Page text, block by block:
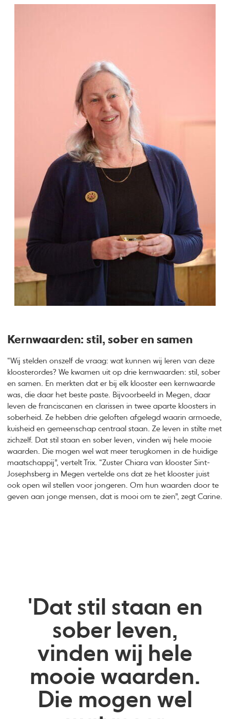
Kernwaarden: stil, sober en samen
“Wij stelden onszelf de vraag: wat kunnen wij leren van deze
kloosterordes? We kwamen uit op drie kernwaarden: stil, sober
en samen. En merkten dat er bij elk klooster een kernwaarde
was, die daar het beste paste. Bijvoorbeeld in Megen, daar
leven de franciscanen en clarissen in twee aparte kloosters in
soberheid. Ze hebben drie geloften afgelegd waarin armoede,
kuisheid en gemeenschap centraal staan. Ze leven in stilte met
zichzelf. Dat stil staan en sober leven, vinden wij hele mooie
waarden. Die mogen wel wat meer terugkomen in de huidige
maatschappij”, vertelt Trix. “Zuster Chiara van klooster Sint-
Josephsberg in Megen vertelde ons dat ze het klooster juist
ook open wil stellen voor jongeren. Om hun waarden door te
geven aan jonge mensen, dat is mooi om te zien”, zegt Carine.
'Dat stil staan en
sober leven,
vinden wij hele
mooie waarden.
Die mogen wel